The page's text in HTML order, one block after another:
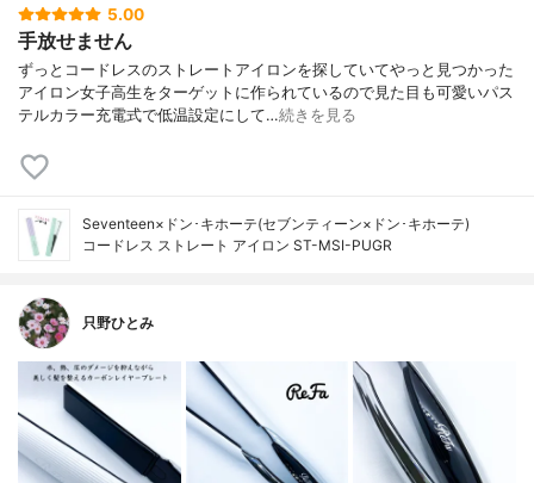
5.00
手放せません
ずっとコードレスのストレートアイロンを探していてやっと見つかった
アイロン女子高生をターゲットに作られているので見た目も可愛いパス
テルカラー充電式で低温設定にして…続きを見る
Seventeen×ドン･キホーテ(セブンティーン×ドン･キホーテ)
コードレス ストレート アイロン ST-MSI-PUGR
只野ひとみ